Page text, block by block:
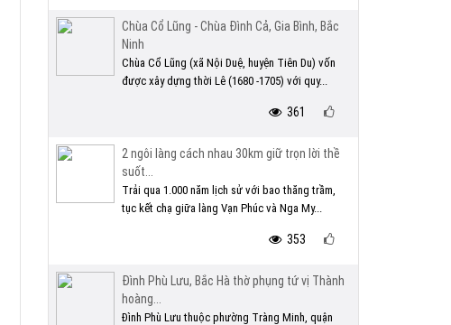
Chùa Cổ Lũng - Chùa Đình Cả, Gia Bình, Bắc
Ninh
Chùa Cổ Lũng (xã Nội Duệ, huyện Tiên Du) vốn
được xây dựng thời Lê (1680 -1705) với quy...
361
2 ngôi làng cách nhau 30km giữ trọn lời thề
suốt...
Trải qua 1.000 năm lịch sử với bao thăng trầm,
tục kết chạ giữa làng Vạn Phúc và Nga My...
353
Đình Phù Lưu, Bắc Hà thờ phụng tứ vị Thành
hoàng...
Đình Phù Lưu thuộc phường Tràng Minh, quận